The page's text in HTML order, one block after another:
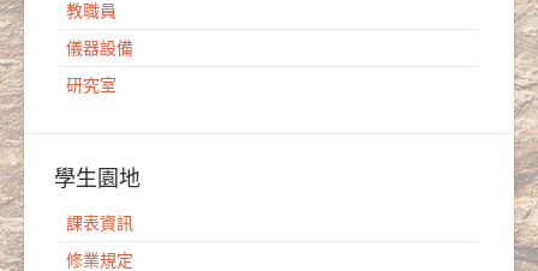
教職員
儀器設備
研究室
學生園地
課表資訊
修業規定